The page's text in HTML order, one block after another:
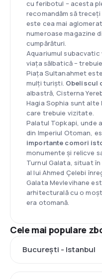
cu feribotul – acesta
recomandăm să
este cea mai
numeroase magazine
cumpărături.
Aquariumul subacvatic
viața sălbatică –
Piața Sultanahmet
mulți turiști. Obeliscul
albastră, Cisterna
Hagia Sophia sunt
care trebuie vizitate.
Palatul Topkapi, unde
din Imperiul Otoman,
importante comori
monumente și relicve
Turnul Galata, situat
al lui Ahmed Çelebi
Galata Mevlevihane
arhitecturală cu o
era otomană.
Cele mai populare
București - Istanbul